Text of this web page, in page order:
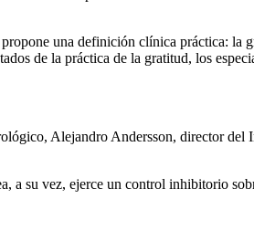
una definición clínica práctica: la
de la práctica de la gratitud, los
Alejandro Andersson, director
a su vez, ejerce un control inhibitorio